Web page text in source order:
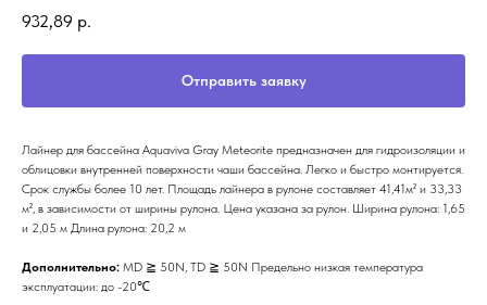
932,89 р.
Отправить заявку
Лайнер для бассейна Aquaviva Gray Meteorite предназначен для гидроизоляции и
облицовки внутренней поверхности чаши бассейна. Легко и быстро монтируется.
Срок службы более 10 лет. Площадь лайнера в рулоне составляет 41,41м² и 33,33
м², в зависимости от ширины рулона. Цена указана за рулон. Ширина рулона: 1,65
и 2,05 м Длина рулона: 20,2 м
Дополнительно: MD ≧ 50N, TD ≧ 50N Предельно низкая температура
эксплуатации: до -20℃